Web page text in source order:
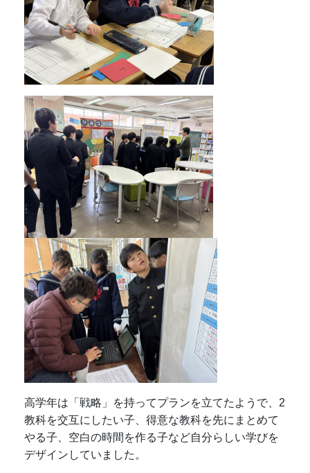
高学年は「戦略」を持ってプランを立てたようで、2
教科を交互にしたい子、得意な教科を先にまとめて
やる子、空白の時間を作る子など自分らしい学びを
デザインしていました。